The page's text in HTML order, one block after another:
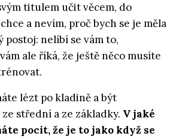
titulem učit věcem, do
a nevím, proč bych se je měla
postoj: nelíbí se vám to,
ale říká, že ještě něco musíte
lézt po kladině a být
střední a ze základky. V jaké
pocit, že je to jako když se